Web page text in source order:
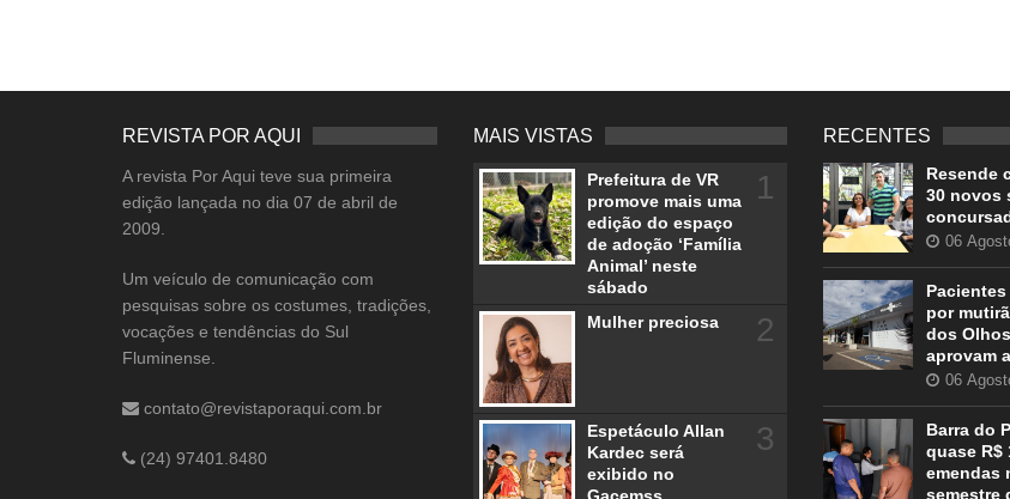
REVISTA POR AQUI
A revista Por Aqui teve sua primeira
edição lançada no dia 07 de abril de
2009.
Um veículo de comunicação com
pesquisas sobre os costumes, tradições,
vocações e tendências do Sul
Fluminense.
contato@revistaporaqui.com.br
(24) 97401.8480
MAIS VISTAS
Prefeitura de VR
promove mais uma
edição do espaço
de adoção ‘Família
Animal’ neste
sábado
1
Mulher preciosa 2
Espetáculo Allan
Kardec será
exibido no
3
RECENTES
Resende
30 novos
06
por
dos
aprovam
06
Barra do
quase R$
emendas
semestre